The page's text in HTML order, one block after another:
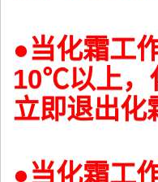
●当化霜工
10℃以上，
立即退出化
●当化霜工